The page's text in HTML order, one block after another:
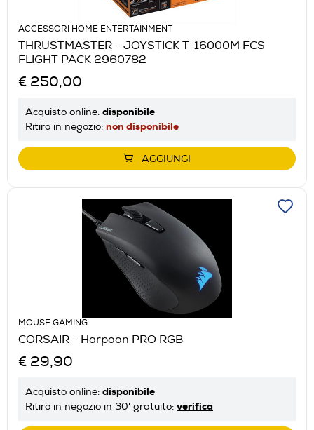
ACCESSORI HOME ENTERTAINMENT
THRUSTMASTER - JOYSTICK T-16000M FCS
FLIGHT PACK 2960782
€ 250,00
Acquisto online: disponibile
Ritiro in negozio: non disponibile
AGGIUNGI
MOUSE GAMING
CORSAIR - Harpoon PRO RGB
€ 29,90
Acquisto online: disponibile
Ritiro in negozio in 30' gratuito: verifica